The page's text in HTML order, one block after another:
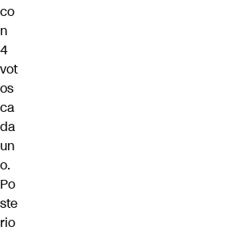
co
n
4
vot
os
ca
da
un
o.
Po
ste
rio